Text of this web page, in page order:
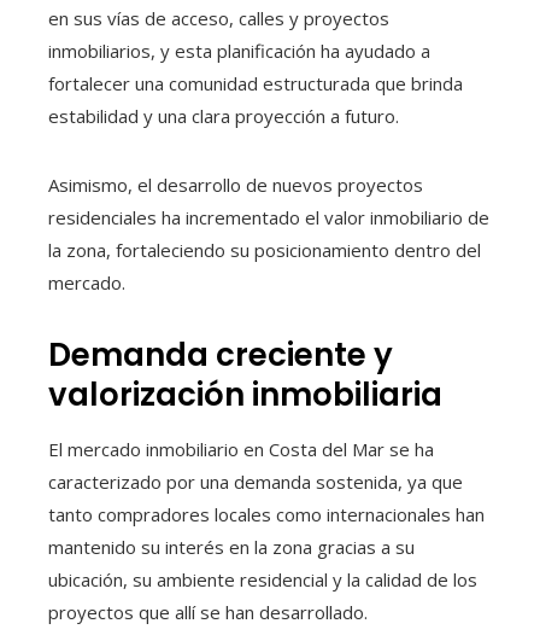
en sus vías de acceso, calles y proyectos
inmobiliarios, y esta planificación ha ayudado a
fortalecer una comunidad estructurada que brinda
estabilidad y una clara proyección a futuro.
Asimismo, el desarrollo de nuevos proyectos
residenciales ha incrementado el valor inmobiliario de
la zona, fortaleciendo su posicionamiento dentro del
mercado.
Demanda creciente y
valorización inmobiliaria
El mercado inmobiliario en Costa del Mar se ha
caracterizado por una demanda sostenida, ya que
tanto compradores locales como internacionales han
mantenido su interés en la zona gracias a su
ubicación, su ambiente residencial y la calidad de los
proyectos que allí se han desarrollado.